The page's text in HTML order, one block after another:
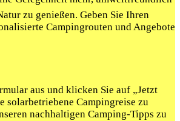
zu genießen. Geben Sie Ihren
Campingrouten und Angebote
aus und klicken Sie auf „Jetzt
solarbetriebene Campingreise zu
nachhaltigen Camping-Tipps zu